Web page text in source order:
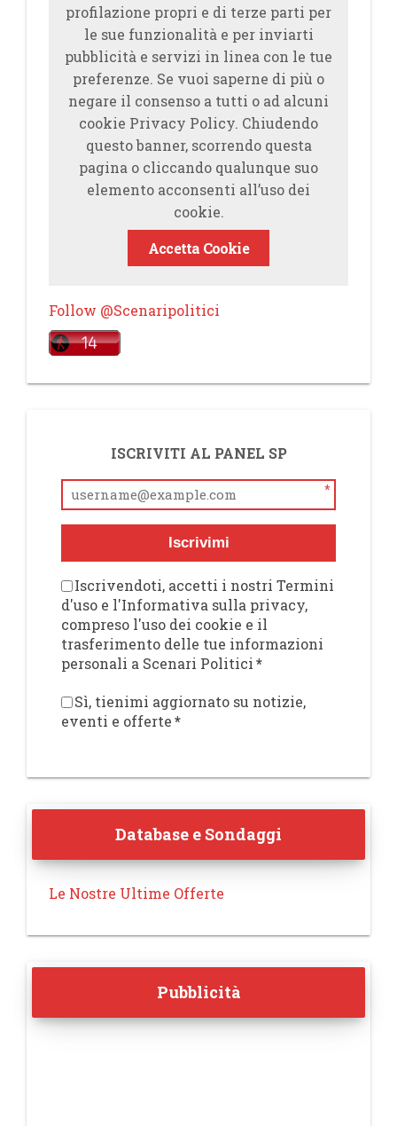
profilazione propri e di terze parti per
le sue funzionalità e per inviarti
pubblicità e servizi in linea con le tue
preferenze. Se vuoi saperne di più o
negare il consenso a tutti o ad alcuni
cookie Privacy Policy. Chiudendo
questo banner, scorrendo questa
pagina o cliccando qualunque suo
elemento acconsenti all’uso dei
cookie.
Accetta Cookie
Follow @Scenaripolitici
ISCRIVITI AL PANEL SP
*
Iscrivimi
Iscrivendoti, accetti i nostri Termini
d'uso e l'Informativa sulla privacy,
compreso l'uso dei cookie e il
trasferimento delle tue informazioni
personali a Scenari Politici*
Sì, tienimi aggiornato su notizie,
eventi e offerte*
Database e Sondaggi
Le Nostre Ultime Offerte
Pubblicità